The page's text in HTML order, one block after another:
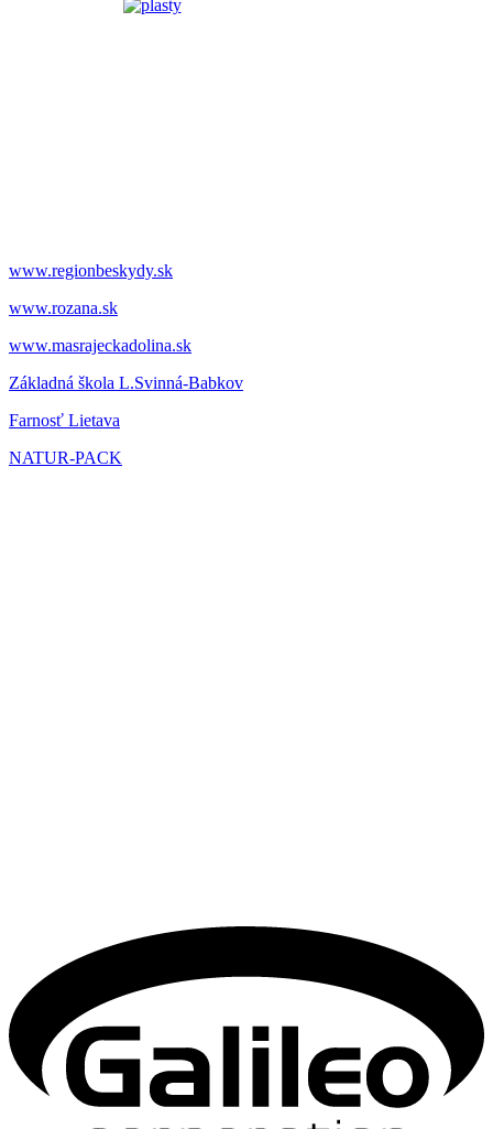
www.regionbeskydy.sk
www.rozana.sk
www.masrajeckadolina.sk
Základná škola L.Svinná-Babkov
Farnosť Lietava
NATUR-PACK